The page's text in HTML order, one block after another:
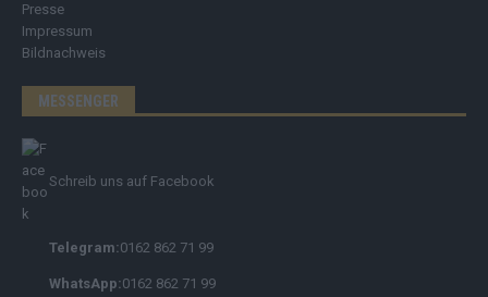
Presse
Impressum
Bildnachweis
MESSENGER
Schreib uns auf Facebook
Telegram:0162 862 71 99
WhatsApp:0162 862 71 99